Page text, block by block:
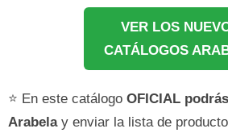
VER LOS
CATÁLOGOS
⭐ En este catálogo OFICIAL
Arabelay enviar la lista de